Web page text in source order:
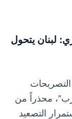
لبنان يتحول
محذراً من
التصعيد